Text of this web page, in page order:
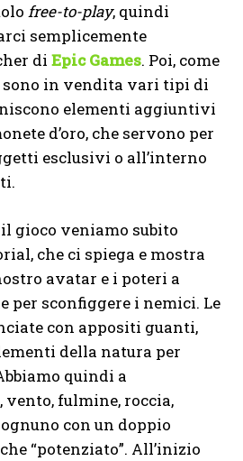
free-to-play, quindi
semplicemente
di Epic Games. Poi, come
sono in vendita vari tipi di
elementi aggiuntivi
d’oro, che servono per
esclusivi o all’interno
gioco veniamo subito
che ci spiega e mostra
avatar e i poteri a
per sconfiggere i nemici. Le
con appositi guanti,
della natura per
quindi a
vento, fulmine, roccia,
con un doppio
“potenziato”. All’inizio